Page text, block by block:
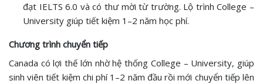
đạt IELTS 6.0 và có thư mời từ trường. Lộ trình College –
University giúp tiết kiệm 1–2 năm học phí.
Chương trình chuyển tiếp
Canada có lợi thế lớn nhờ hệ thống College – University, giúp
sinh viên tiết kiệm chi phí 1–2 năm đầu rồi mới chuyển tiếp lên